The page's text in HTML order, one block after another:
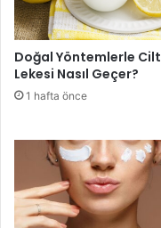
Doğal Yöntemlerle Cilt
Lekesi Nasıl Geçer?
1 hafta önce